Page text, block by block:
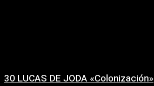
30 LUCAS DE JODA «Colonización»